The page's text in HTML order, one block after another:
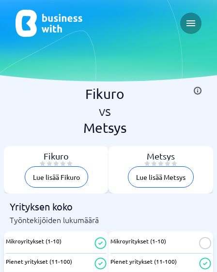
Open
Fikuro
vs
Metsys
Fikuro
Lue lisää Fikuro
Metsys
Lue lisää Metsys
Yrityksen koko
Työntekijöiden lukumäärä
Mikroyritykset (1-10)
Pienet yritykset (11-100)
Mikroyritykset (1-10)
Pienet yritykset (11-100)